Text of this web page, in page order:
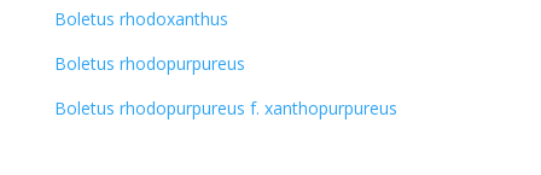
Boletus rhodoxanthus
Boletus rhodopurpureus
Boletus rhodopurpureus f. xanthopurpureus